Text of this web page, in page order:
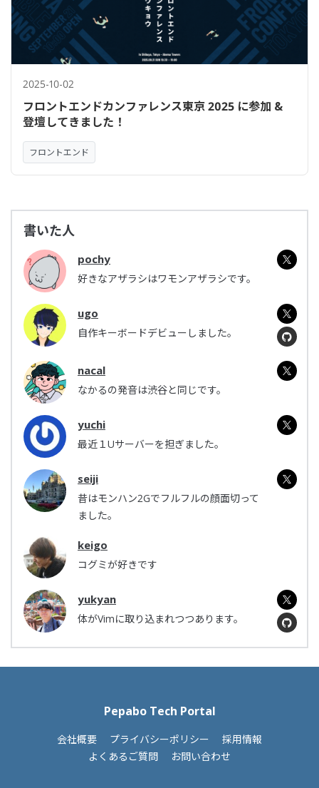
2025-10-02
フロントエンドカンファレンス東京 2025 に参加 &
登壇してきました！
フロントエンド
書いた人
pochy
好きなアザラシはワモンアザラシです。
ugo
自作キーボードデビューしました。
nacal
なかるの発音は渋谷と同じです。
yuchi
最近１Uサーバーを担ぎました。
seiji
昔はモンハン2Gでフルフルの顔面切って
ました。
keigo
コグミが好きです
yukyan
体がVimに取り込まれつつあります。
Pepabo Tech Portal
会社概要 プライバシーポリシー
採用情報
よくあるご質問
お問い合わせ